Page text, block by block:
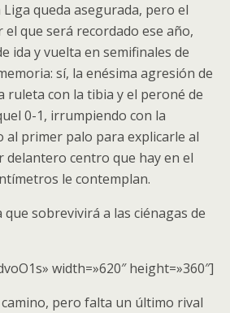
Liga queda asegurada, pero el
que será recordado ese año,
ida y vuelta en semifinales de
sí, la enésima agresión de
ruleta con la tibia y el peroné de
0-1, irrumpiendo con la
al primer palo para explicarle al
delantero centro que hay en el
le contemplan.
sobrevivirá a las ciénagas de
width=»620″ height=»360″]
pero falta un último rival